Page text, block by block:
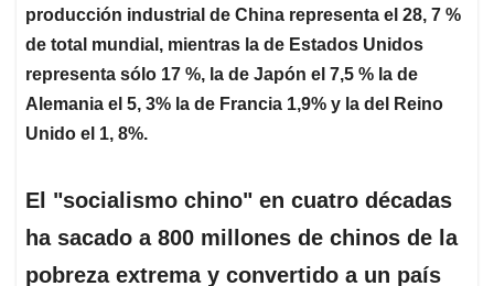
producción industrial de China representa el 28, 7 %
de total mundial, mientras la de Estados Unidos
representa sólo 17 %, la de Japón el 7,5 % la de
Alemania el 5, 3% la de Francia 1,9% y la del Reino
Unido el 1, 8%.
El "socialismo chino" en cuatro décadas
ha sacado a 800 millones de chinos de la
pobreza extrema y convertido a un país